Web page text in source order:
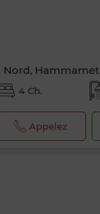
Hammamet
4 Ch.
Appelez